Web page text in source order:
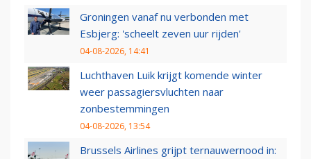
Groningen vanaf nu verbonden met
Esbjerg: 'scheelt zeven uur rijden'
04-08-2026, 14:41
Luchthaven Luik krijgt komende winter
weer passagiersvluchten naar
zonbestemmingen
04-08-2026, 13:54
Brussels Airlines grijpt ternauwernood in: